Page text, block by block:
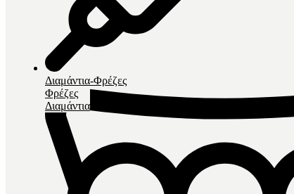
Διαμάντια-Φρέζες
Φρέζες
Διαμάντια